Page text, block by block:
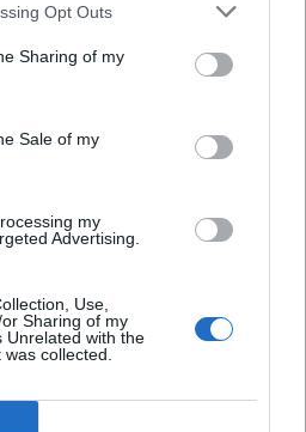
Opt Outs
Sharing of my
Sale of my
my
Advertising.
Use,
Sharing of my
Unrelated with the
collected.
των
σας;
σεξ Έρευνα
,ΦΑΣΑΡΙΑ,